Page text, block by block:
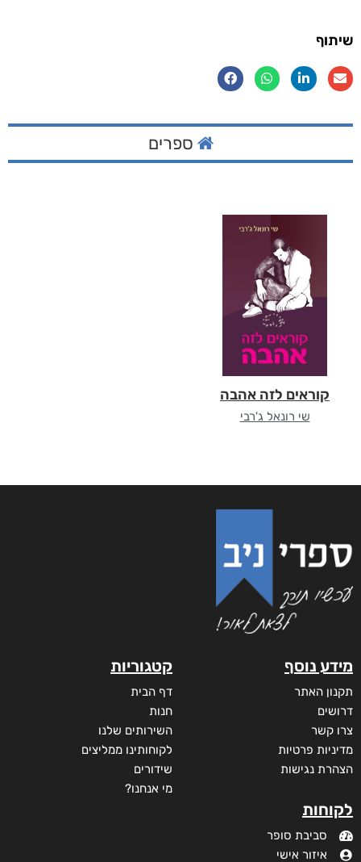
שיתוף
ספרים
קוראים לזה אהבה
שי רונאל ג'רבי
מידע נוסף
תקנון האתר
דרושים
צרו קשר
מדיניות פרטיות
הצהרת נגישות
לקוחות
סביבת סופר
איזור אישי
קטגוריות
דף הבית
חנות
השירותים שלנו
לקוחותינו ממליצים
שידורים
מי אנחנו?